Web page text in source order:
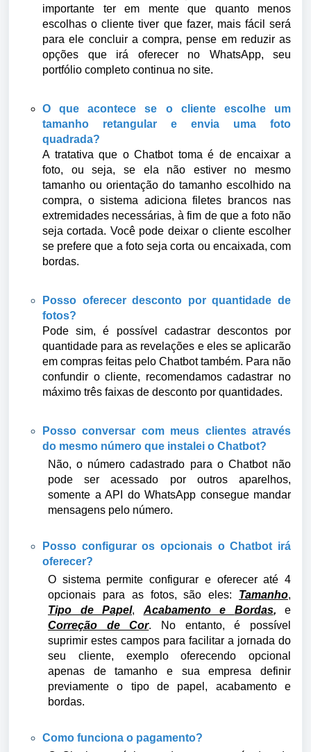
importante ter em mente que quanto menos
escolhas o cliente tiver que fazer, mais fácil será
para ele concluir a compra, pense em reduzir as
opções que irá oferecer no WhatsApp, seu
portfólio completo continua no site.
O que acontece se o cliente escolhe um
tamanho retangular e envia uma foto
quadrada?
A tratativa que o Chatbot toma é de encaixar a
foto, ou seja, se ela não estiver no mesmo
tamanho ou orientação do tamanho escolhido na
compra, o sistema adiciona filetes brancos nas
extremidades necessárias, à fim de que a foto não
seja cortada. Você pode deixar o cliente escolher
se prefere que a foto seja corta ou encaixada, com
bordas.
Posso oferecer desconto por quantidade de
fotos?
Pode sim, é possível cadastrar descontos por
quantidade para as revelações e eles se aplicarão
em compras feitas pelo Chatbot também. Para não
confundir o cliente, recomendamos cadastrar no
máximo três faixas de desconto por quantidades.
Posso conversar com meus clientes através
do mesmo número que instalei o Chatbot?
Não, o número cadastrado para o Chatbot não
pode ser acessado por outros aparelhos,
somente a API do WhatsApp consegue mandar
mensagens pelo número.
Posso configurar os opcionais o Chatbot irá
oferecer?
O sistema permite configurar e oferecer até 4
opcionais para as fotos, são eles: Tamanho,
Tipo de Papel, Acabamento e Bordas, e
Correção de Cor. No entanto, é possível
suprimir estes campos para facilitar a jornada do
seu cliente, exemplo oferecendo opcional
apenas de tamanho e sua empresa definir
previamente o tipo de papel, acabamento e
bordas.
Como funciona o pagamento?